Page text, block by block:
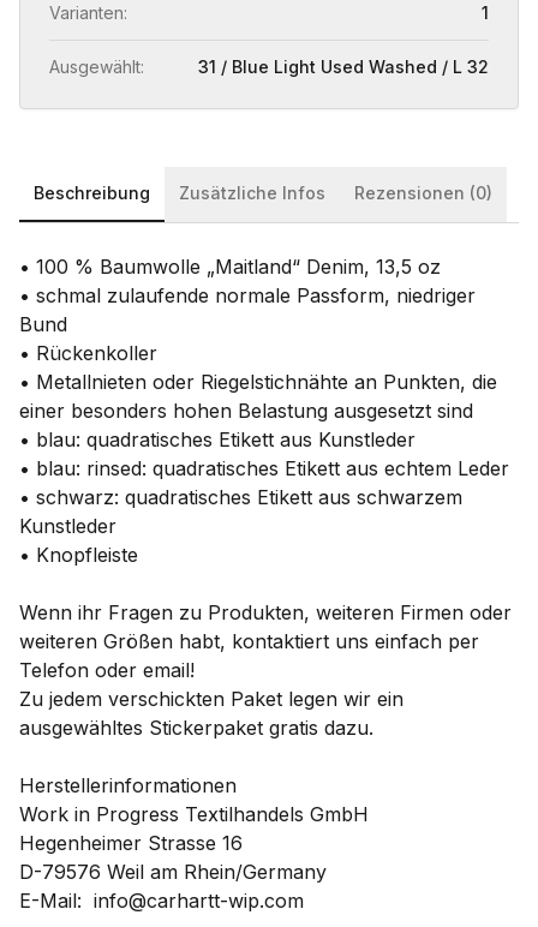
Varianten: 1
Ausgewählt: 31 / Blue Light Used Washed / L 32
Beschreibung Zusätzliche Infos Rezensionen (0)
• 100 % Baumwolle „Maitland“ Denim, 13,5 oz
• schmal zulaufende normale Passform, niedriger
Bund
• Rückenkoller
• Metallnieten oder Riegelstichnähte an Punkten, die
einer besonders hohen Belastung ausgesetzt sind
• blau: quadratisches Etikett aus Kunstleder
• blau: rinsed: quadratisches Etikett aus echtem Leder
• schwarz: quadratisches Etikett aus schwarzem
Kunstleder
• Knopfleiste
Wenn ihr Fragen zu Produkten, weiteren Firmen oder
weiteren Größen habt, kontaktiert uns einfach per
Telefon oder email!
Zu jedem verschickten Paket legen wir ein
ausgewähltes Stickerpaket gratis dazu.
Herstellerinformationen
Work in Progress Textilhandels GmbH
Hegenheimer Strasse 16
D-79576 Weil am Rhein/Germany
E-Mail: info@carhartt-wip.com